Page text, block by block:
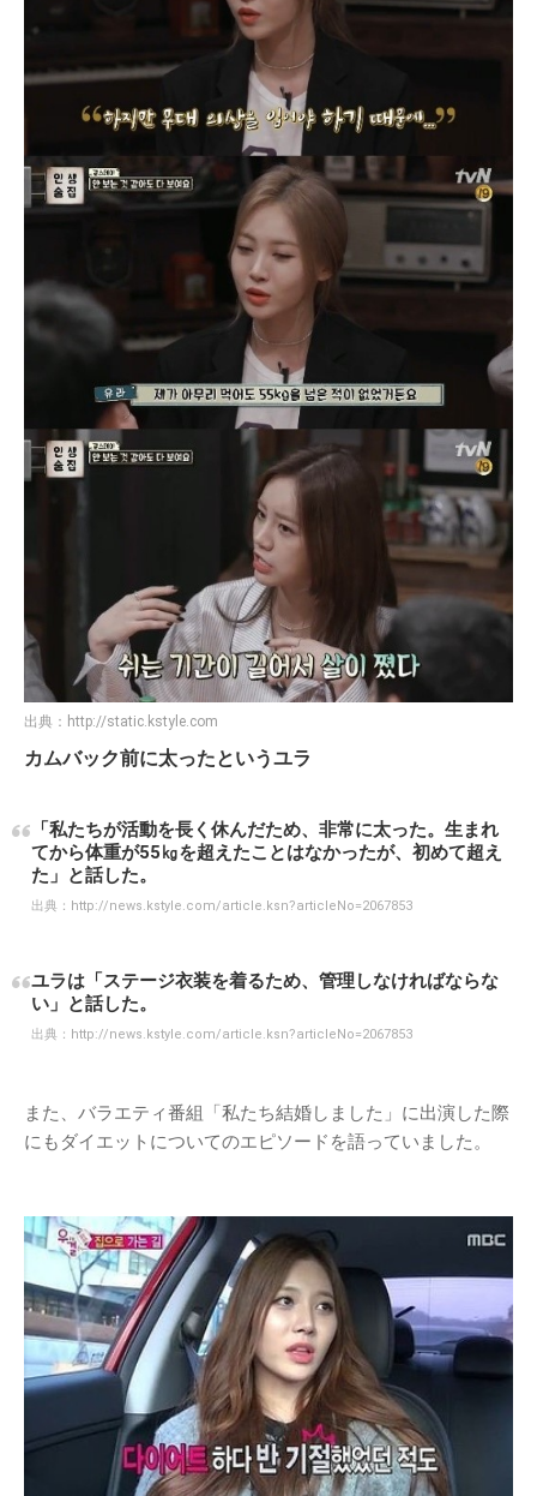
出典： http://static.kstyle.com
カムバック前に太ったというユラ
「私たちが活動を長く休んだため、非常に太った。生まれ
てから体重が55㎏を超えたことはなかったが、初めて超え
た」と話した。
出典： http://news.kstyle.com/article.ksn?articleNo=2067853
ユラは「ステージ衣装を着るため、管理しなければならな
い」と話した。
出典： http://news.kstyle.com/article.ksn?articleNo=2067853
また、バラエティ番組「私たち結婚しました」に出演した際
にもダイエットについてのエピソードを語っていました。